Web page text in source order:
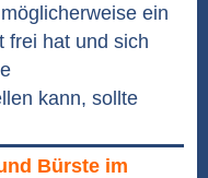
ein
frei hat und sich
kann, sollte
Bürste im